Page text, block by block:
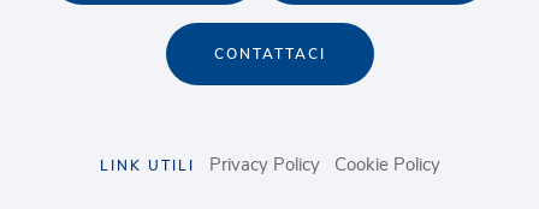
LINK UTILI Privacy Policy Cookie Policy
CONTATTACI